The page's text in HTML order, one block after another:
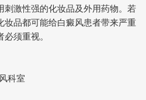
刺激性强的化妆品及外用药物。若
妆品都可能给白癜风患者带来严重
须重视。
科室